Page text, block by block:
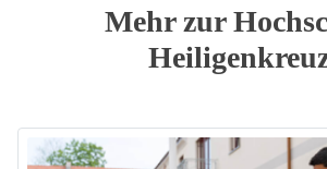
Mehr zur